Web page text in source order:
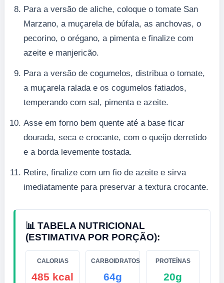
Para a versão de aliche, coloque o tomate San
Marzano, a muçarela de búfala, as anchovas, o
pecorino, o orégano, a pimenta e finalize com
azeite e manjericão.
Para a versão de cogumelos, distribua o tomate,
a muçarela ralada e os cogumelos fatiados,
temperando com sal, pimenta e azeite.
Asse em forno bem quente até a base ficar
dourada, seca e crocante, com o queijo derretido
e a borda levemente tostada.
Retire, finalize com um fio de azeite e sirva
imediatamente para preservar a textura crocante.
📊 TABELA NUTRICIONAL
(ESTIMATIVA POR PORÇÃO):
CALORIAS
485 kcal
CARBOIDRATOS
64g
PROTEÍNAS
20g